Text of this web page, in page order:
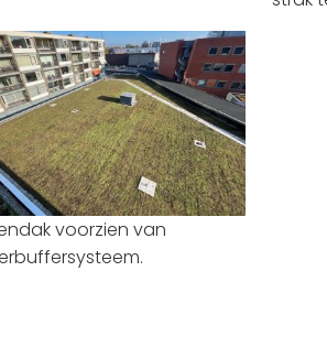
voorzien van